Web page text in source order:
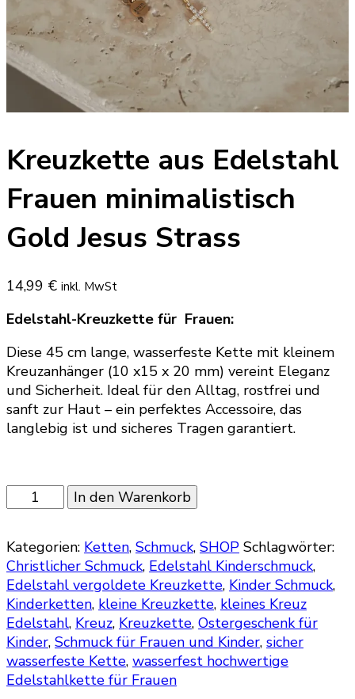
Kreuzkette aus Edelstahl
Frauen minimalistisch
Gold Jesus Strass
14,99 € inkl. MwSt
Edelstahl-Kreuzkette für Frauen:
Diese 45 cm lange, wasserfeste Kette mit kleinem
Kreuzanhänger (10 x15 x 20 mm) vereint Eleganz
und Sicherheit. Ideal für den Alltag, rostfrei und
sanft zur Haut – ein perfektes Accessoire, das
langlebig ist und sicheres Tragen garantiert.
Kreuzkette
aus
Frauen
minimalistisch
Gold
Jesus
Strass
Menge
In den Warenkorb
Kategorien: Ketten, Schmuck, SHOP Schlagwörter:
Christlicher Schmuck, Edelstahl Kinderschmuck,
Edelstahl vergoldete Kreuzkette, Kinder Schmuck,
Kinderketten, kleine Kreuzkette, kleines Kreuz
Edelstahl, Kreuz, Kreuzkette, Ostergeschenk für
Kinder, Schmuck für Frauen und Kinder, sicher
wasserfeste Kette, wasserfest hochwertige
Edelstahlkette für Frauen